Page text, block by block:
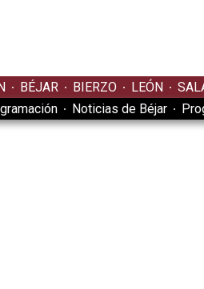
BÉJAR BIERZO LEÓN
Noticias de Béjar